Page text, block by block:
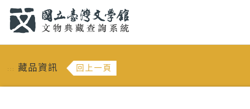
::: 藏品資訊 回上一頁